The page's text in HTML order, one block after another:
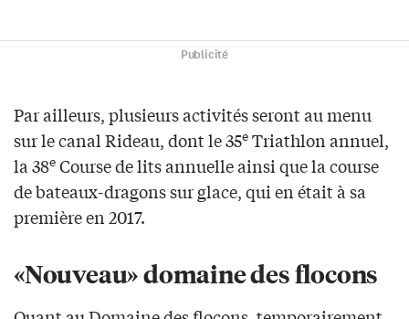
Publicité
Par ailleurs, plusieurs activités seront au menu
sur le canal Rideau, dont le 35e Triathlon annuel,
la 38e Course de lits annuelle ainsi que la course
de bateaux-dragons sur glace, qui en était à sa
première en 2017.
«Nouveau» domaine des flocons